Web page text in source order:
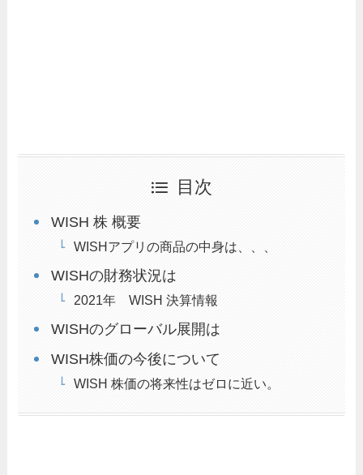
目次
WISH 株 概要
WISHアプリの商品の中身は、、、
WISHの財務状況は
2021年 WISH 決算情報
WISHのグローバル展開は
WISH株価の今後について
WISH 株価の将来性はゼロに近い。